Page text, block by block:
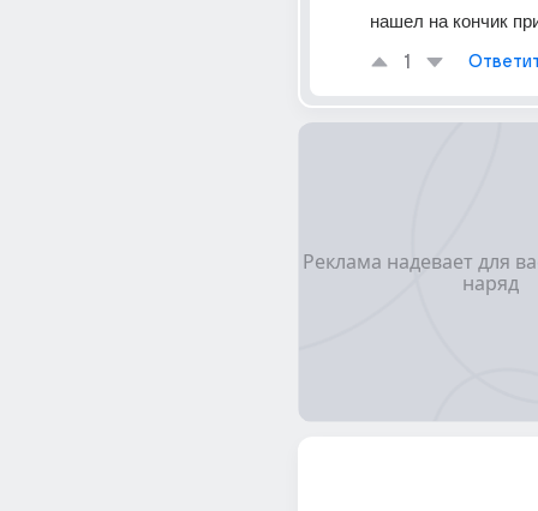
нашел на кончик
1